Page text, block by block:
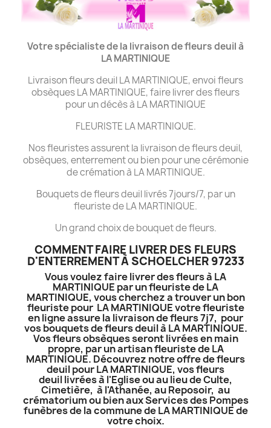
Votre spécialiste de la livraison de fleurs deuil à
LA MARTINIQUE
Livraison fleurs deuil LA MARTINIQUE, envoi fleurs
obsèques LA MARTINIQUE, faire livrer des fleurs
pour un décès à LA MARTINIQUE
FLEURISTE LA MARTINIQUE.
Nos fleuristes assurent la livraison de fleurs deuil,
obsèques, enterrement ou bien pour une cérémonie
de crémation à LA MARTINIQUE.
Bouquets de fleurs deuil livrés 7jours/7, par un
fleuriste de LA MARTINIQUE.
Un grand choix de bouquet de fleurs.
COMMENT FAIRE LIVRER DES FLEURS
D'ENTERREMENT À SCHOELCHER 97233
Vous voulez faire livrer des fleurs à LA
MARTINIQUE par un fleuriste de LA
MARTINIQUE, vous cherchez a trouver un bon
fleuriste pour LA MARTINIQUE votre fleuriste
en ligne assure la livraison de fleurs 7j7, pour
vos bouquets de fleurs deuil à LA MARTINIQUE.
Vos fleurs obsèques seront livrées en main
propre, par un artisan fleuriste de LA
MARTINIQUE. Découvrez notre offre de fleurs
deuil pour LA MARTINIQUE, vos fleurs
deuil livrées à l'Eglise ou au lieu de Culte,
Cimetière, à l'Athanée, au Reposoir, au
crématorium ou bien aux Services des Pompes
funèbres de la commune de LA MARTINIQUE de
votre choix.